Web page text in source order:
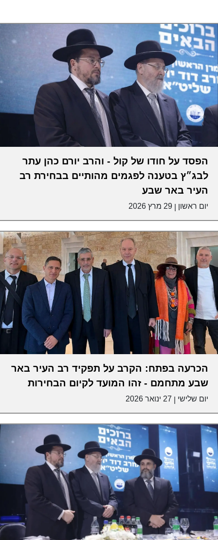
הפסד על חודו של קול - והרב יורם כהן עתר
לבג״ץ בטענה לפגמים מהותיים בבחירת רב
העיר באר שבע
יום ראשון 29 מרץ 2026
הכרעה בפתח: הקרב על תפקיד רב העיר באר
שבע מתחמם - זהו המועד לקיום הבחירות
יום שלישי 27 ינואר 2026